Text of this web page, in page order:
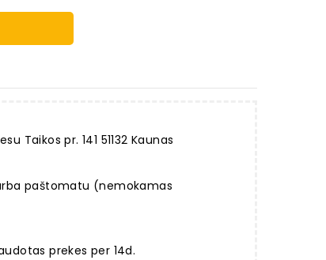
Taikos pr. 141 51132 Kaunas
paštomatu (nemokamas
prekes per 14d.